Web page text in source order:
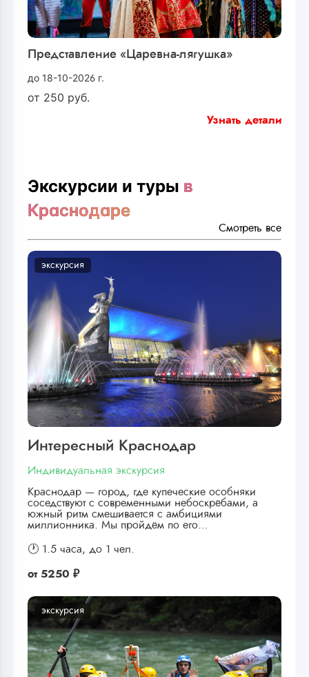
Представление «Царевна-лягушка»
до 18-10-2026 г.
от 250 руб.
Узнать детали
Экскурсии и туры в
Краснодаре
Смотреть все
экскурсия
Интересный Краснодар
Индивидуальная экскурсия
Краснодар — город, где купеческие особняки
соседствуют с современными небоскрёбами, а
южный ритм смешивается с амбициями
миллионника. Мы пройдём по его…
🕐 1.5 часа, до 1 чел.
от 5250 ₽
экскурсия